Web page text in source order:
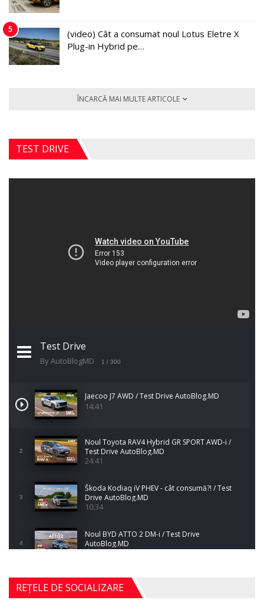
5
(video) Cât a consumat noul Lotus Eletre X
Plug-in Hybrid pe…
ÎNCARCĂ MAI MULTE ARTICOLE
TEST DRIVE
Test Drive
By AutoBlogMD 1 / 300
Jaecoo J7 AWD / Test Drive AutoBlog.MD
14:41
2
Noul Toyota RAV4 Hybrid GR SPORT AWD-i /
Test Drive AutoBlog.MD
24:41
3
Škoda Kodiaq iV PHEV - cât consumă?! / Test
Drive AutoBlog.MD
10:34
4
Noul BYD ATTO 2 DM-i / Test Drive
AutoBlog.MD
17:35
5
Noul Mercedes-Benz S-Class facelift (S 580
4MATIC V223) / Test Drive AutoBlog.MD
27:33
REȚELE DE SOCIALIZARE